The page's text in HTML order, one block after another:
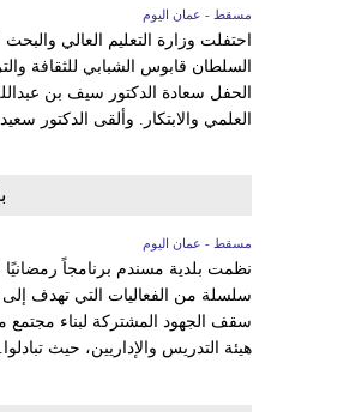
مسقط - عمان اليوم
احتفلت وزارة التعليم العالي
السلطان قابوس الشبابي للثقافة
الحفل سعادة الدكتور سيف بن
العلمي والابتكار. وألقى الدكتور
مسقط - عمان اليوم
نظمت بلدية مسندم برنامجاً
سلسلة من الفعاليات التي تهدف إلى
سقف الجهود المشتركة لبناء
هيئة التدريس والإداريين، حيث